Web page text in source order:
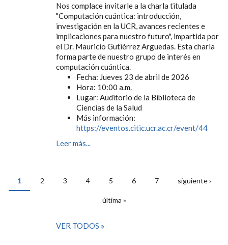
Nos complace invitarle a la charla titulada
"Computación cuántica: introducción,
investigación en la UCR, avances recientes e
implicaciones para nuestro futuro", impartida por
el Dr. Mauricio Gutiérrez Arguedas. Esta charla
forma parte de nuestro grupo de interés en
computación cuántica.
Fecha: Jueves 23 de abril de 2026
Hora: 10:00 a.m.
Lugar: Auditorio de la Biblioteca de
Ciencias de la Salud
Más información:
https://eventos.citic.ucr.ac.cr/event/44
Leer más...
PÁGINAS
1 2 3 4 5 6 7 siguiente ›
última »
VER TODOS